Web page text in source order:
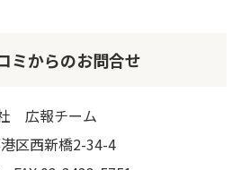
ミからのお問合せ
広報チーム
区西新橋2-34-4